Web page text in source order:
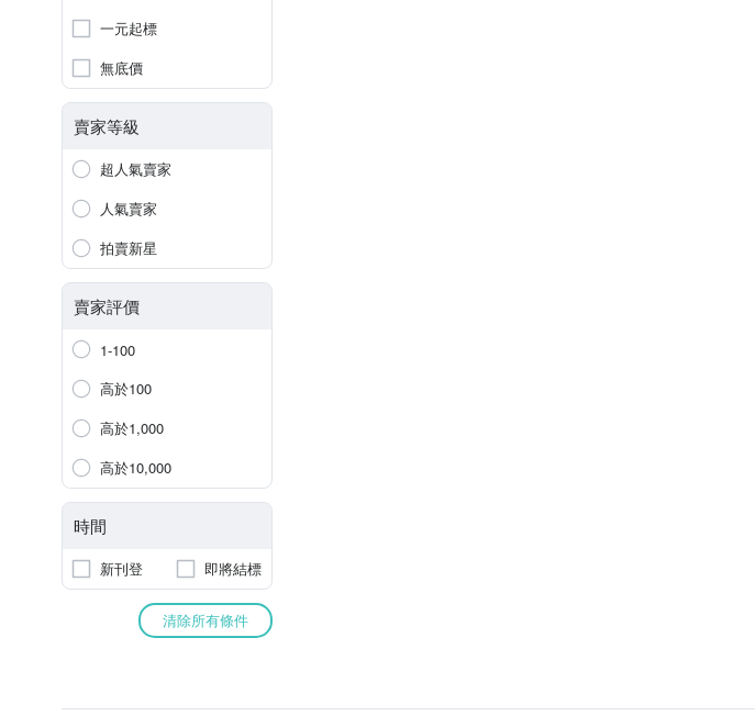
一元起標
無底價
賣家等級
超人氣賣家
人氣賣家
拍賣新星
賣家評價
1-100
高於100
高於1,000
高於10,000
時間
新刊登 即將結標
清除所有條件